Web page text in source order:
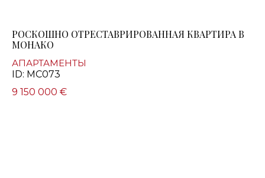
РОСКОШНО ОТРЕСТАВРИРОВАННАЯ КВАРТИРА В
МОНАКО
АПАРТАМЕНТЫ
ID: MC073
9 150 000 €